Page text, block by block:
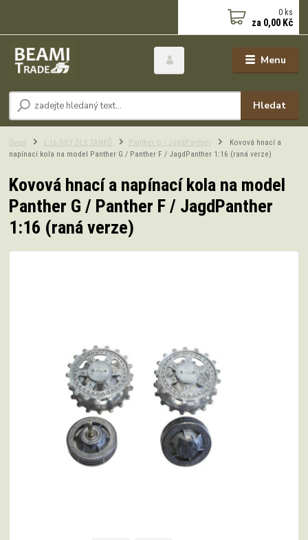
Menu
Hledat
0 ks
za 0,00 Kč
Úvod 1:16 DÍLY DLE TANKŮ Panther G / JagdPanther
Kovová hnací a
napínací kola na model Panther G / Panther F / JagdPanther 1:16 (raná verze)
Kovová hnací a napínací kola na model
Panther G / Panther F / JagdPanther
1:16 (raná verze)